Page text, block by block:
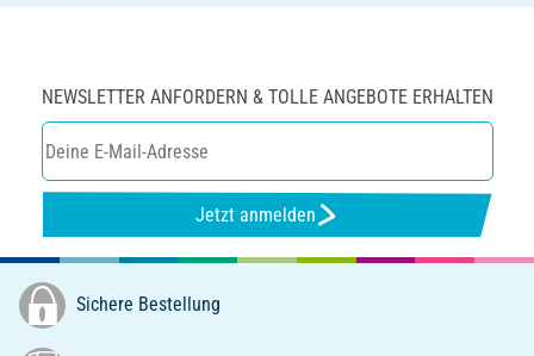
NEWSLETTER ANFORDERN & TOLLE ANGEBOTE ERHALTEN
Jetzt anmelden
Sichere Bestellung